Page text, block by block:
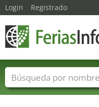
Login Registrado
Nombres de ferias